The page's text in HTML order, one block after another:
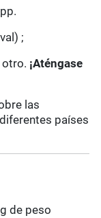
;
otro. ¡Aténgase
las
países
de peso